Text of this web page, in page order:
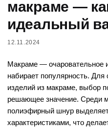
макраме —
идеальный
12.11.2024
Макраме — очаровательное
набирает популярность.
изделий из макраме, выбор
решающее значение. Среди
полиэфирный шнур
характеристиками, что